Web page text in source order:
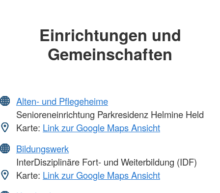
Einrichtungen und
Gemeinschaften
Alten- und Pflegeheime
Senioreneinrichtung Parkresidenz Helmine Held
Karte: Link zur Google Maps Ansicht
Bildungswerk
InterDisziplinäre Fort- und Weiterbildung (IDF)
Karte: Link zur Google Maps Ansicht